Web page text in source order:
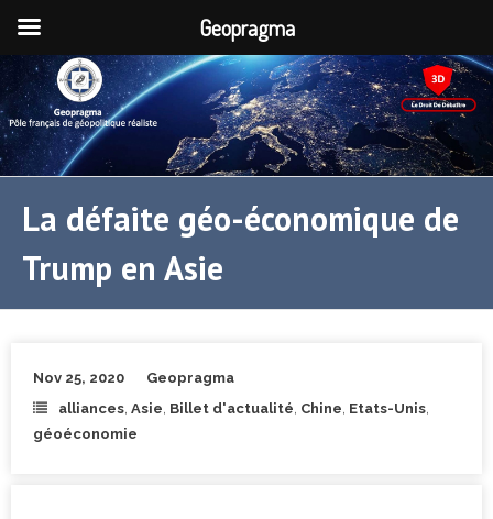
La défaite géo-économique de
Trump en Asie
Nov 25, 2020
Geopragma
alliances Asie Billet d'actualité Chine Etats-Unis
géoéconomie
Geopragma